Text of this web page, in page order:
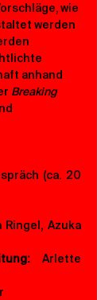
wie
werden
anhand
Breaking
(ca. 20
Azuka
Arlette